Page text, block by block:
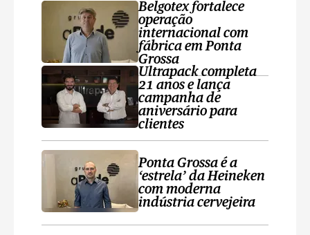
Belgotex fortalece
operação
internacional com
fábrica em Ponta
Grossa
Ultrapack completa
21 anos e lança
campanha de
aniversário para
clientes
Ponta Grossa é a
‘estrela’ da Heineken
com moderna
indústria cervejeira